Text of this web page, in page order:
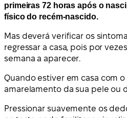
primeiras 72 horas após o
físico do recém-nascido.
Mas deverá verificar os
regressar a casa, pois por
semana a aparecer.
Quando estiver em casa com
amarelamento da sua pele ou
Pressionar suavemente os